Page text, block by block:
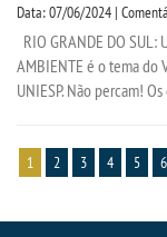
Data: 07/06/2024 |
RIO GRANDE DO SUL:
AMBIENTE é o tema do
UNIESP. Não percam!
1 2 3 4 5 6